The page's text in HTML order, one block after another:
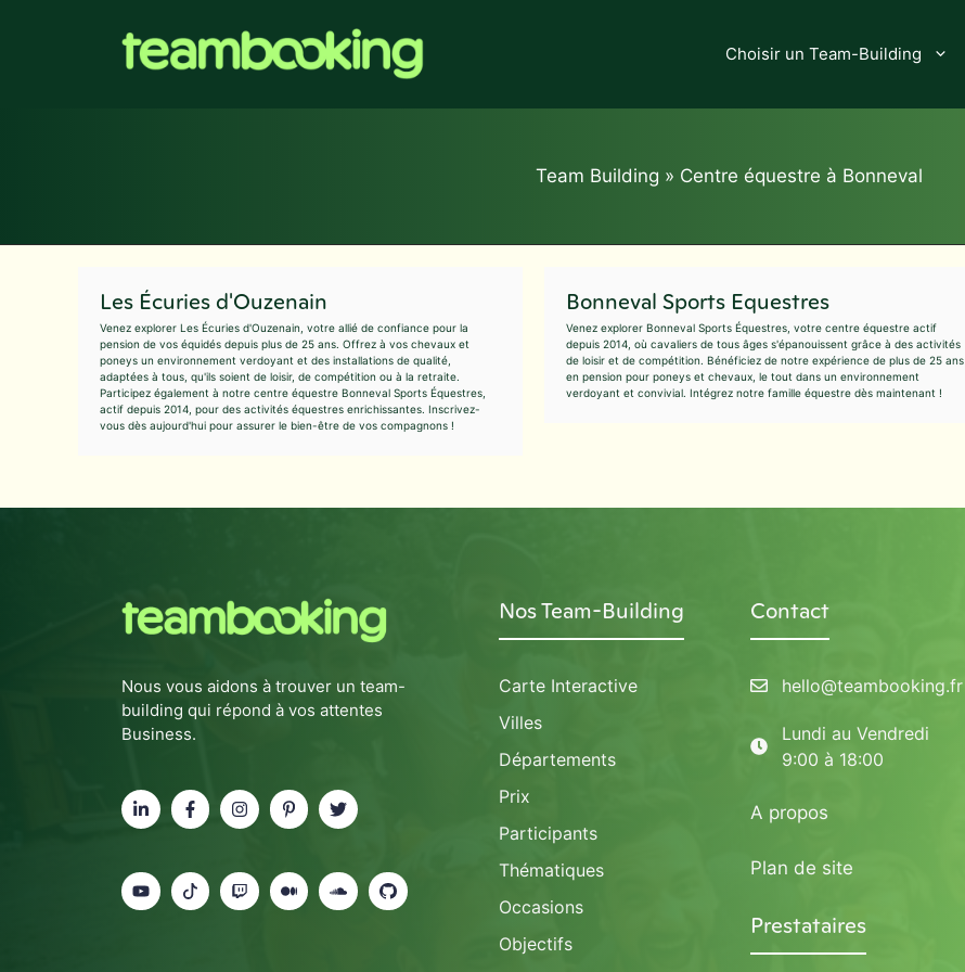
Choisir un Team-Building
Team Building » Centre équestre à Bonneval
Les Écuries d'Ouzenain
Venez explorer Les Écuries d'Ouzenain, votre allié de confiance pour la
pension de vos équidés depuis plus de 25 ans. Offrez à vos chevaux et
poneys un environnement verdoyant et des installations de qualité,
adaptées à tous, qu'ils soient de loisir, de compétition ou à la retraite.
Participez également à notre centre équestre Bonneval Sports Équestres,
actif depuis 2014, pour des activités équestres enrichissantes. Inscrivez-
vous dès aujourd'hui pour assurer le bien-être de vos compagnons !
Bonneval Sports Equestres
Venez explorer Bonneval Sports Équestres, votre centre équestre actif
depuis 2014, où cavaliers de tous âges s'épanouissent grâce à des activités
de loisir et de compétition. Bénéficiez de notre expérience de plus de 25 ans
en pension pour poneys et chevaux, le tout dans un environnement
verdoyant et convivial. Intégrez notre famille équestre dès maintenant !
Nous vous aidons à trouver un team-
building qui répond à vos attentes
Business.
Nos Team-Building
Carte Interactive
Villes
Départements
Prix
Participants
Thématiques
Occasions
Objectifs
Contact
hello@teambooking.fr
Lundi au Vendredi
9:00 à 18:00
A propos
Plan de site
Prestataires